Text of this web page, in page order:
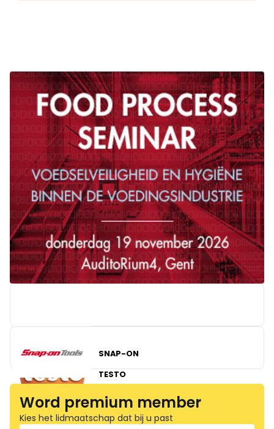
TESTO
SNAP-ON
Word premium member
Kies het lidmaatschap dat bij u past